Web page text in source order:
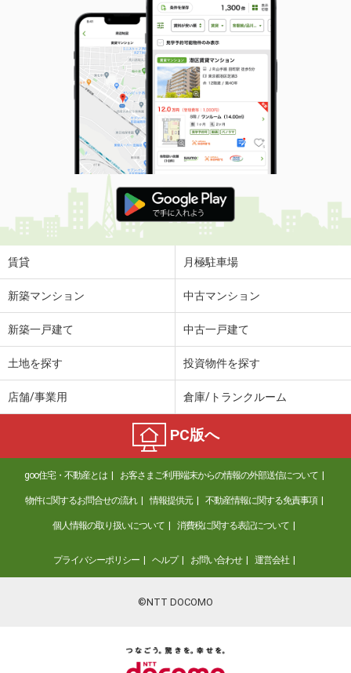
賃貸 月極駐車場
新築マンション 中古マンション
新築一戸建て 中古一戸建て
土地を探す 投資物件を探す
店舗/事業用 倉庫/トランクルーム
PC版へ
goo住宅・不動産とは お客さまご利用端末からの情報の外部送信について
物件に関するお問合せの流れ 情報提供元 不動産情報に関する免責事項
個人情報の取り扱いについて 消費税に関する表記について
プライバシーポリシー ヘルプ お問い合わせ 運営会社
©NTT DOCOMO